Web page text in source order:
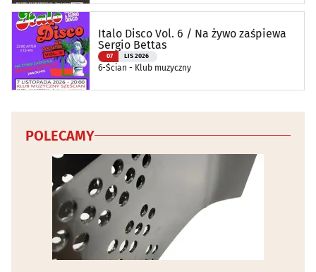
Italo Disco Vol. 6 / Na żywo zaśpiewa
Sergio Bettas
07 LIS 2026
6-Ścian - Klub muzyczny
POLECAMY